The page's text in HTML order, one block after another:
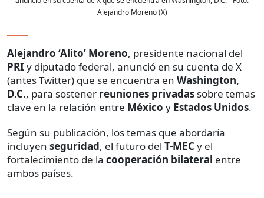
Alejandro Moreno (X)
Alejandro ‘Alito’ Moreno, presidente nacional del
PRI y diputado federal, anunció en su cuenta de X
(antes Twitter) que se encuentra en Washington,
D.C., para sostener reuniones privadas sobre temas
clave en la relación entre México y Estados Unidos.
Según su publicación, los temas que abordaría
incluyen seguridad, el futuro del T-MEC y el
fortalecimiento de la cooperación bilateral entre
ambos países.